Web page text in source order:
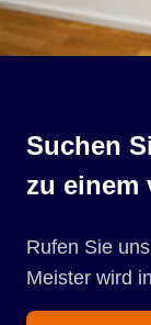
Suchen
zu einem
Rufen Sie
Meister wird